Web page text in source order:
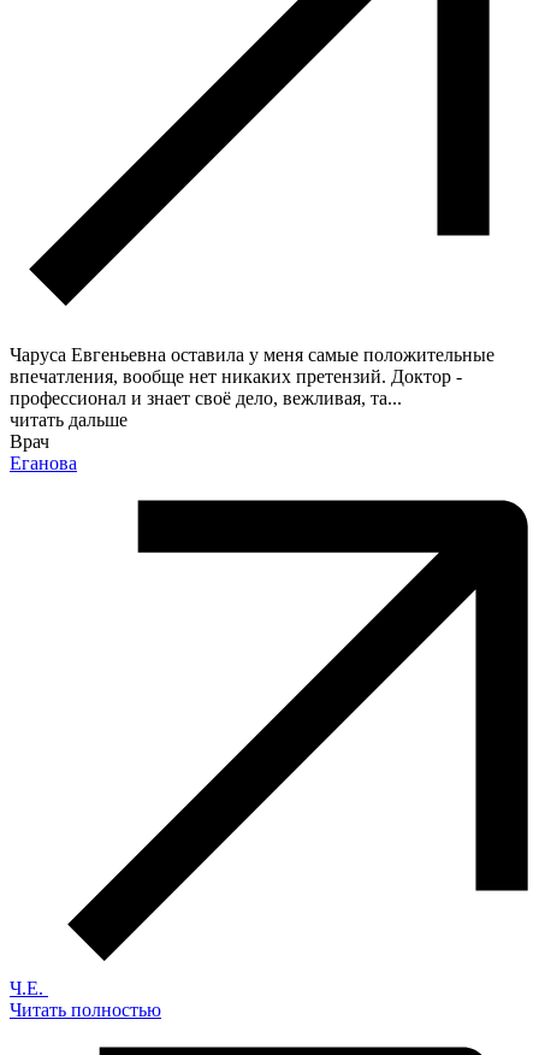
Чаруса Евгеньевна оставила у меня самые положительные
впечатления, вообще нет никаких претензий. Доктор -
профессионал и знает своё дело, вежливая, та...
читать дальше
Врач
Еганова
Ч.Е.
Читать полностью